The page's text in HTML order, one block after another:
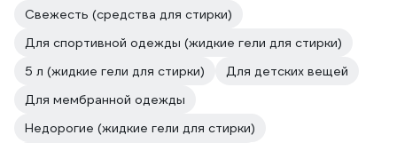
Свежесть (средства для стирки)
Для спортивной одежды (жидкие гели для стирки)
5 л (жидкие гели для стирки)
Для детских вещей
Для мембранной одежды
Недорогие (жидкие гели для стирки)